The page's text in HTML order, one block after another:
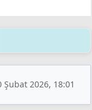
Şubat 2026, 18:01